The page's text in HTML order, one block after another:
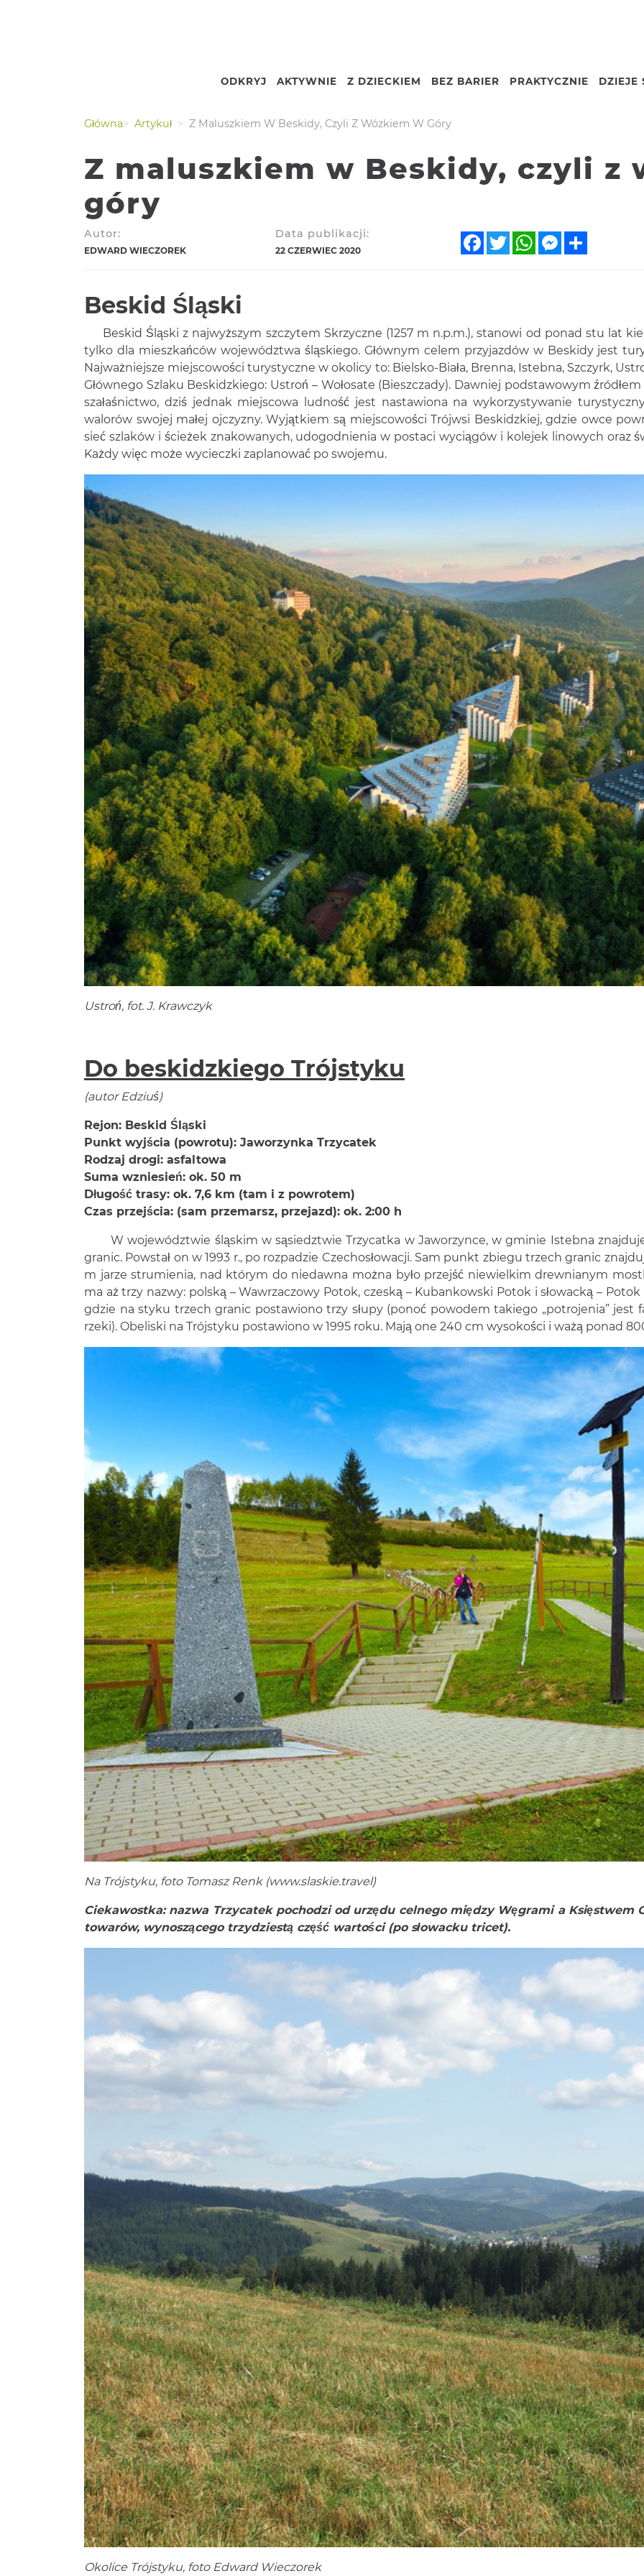
ODKRYJ AKTYWNIE Z DZIECKIEM BEZ BARIER PRAKTYCZNIE DZIEJE
Nr. Podgląd
Główna Artykuł Z Maluszkiem W Beskidy, Czyli Z Wózkiem W Góry
Z maluszkiem w Beskidy, czyli z
góry
Autor:
EDWARD WIECZOREK
Data publikacji:
22 CZERWIEC 2020
FacebookTwitterWhatsAppMessenger
Beskid Śląski
Beskid Śląski z najwyższym szczytem Skrzyczne (1257 m n.p.m.), stanowi od ponad stu lat
tylko dla mieszkańców województwa śląskiego. Głównym celem przyjazdów w Beskidy jest
Najważniejsze miejscowości turystyczne w okolicy to: Bielsko-Biała, Brenna, Istebna, Szczyrk,
Głównego Szlaku Beskidzkiego: Ustroń – Wołosate (Bieszczady). Dawniej podstawowym
szałaśnictwo, dziś jednak miejscowa ludność jest nastawiona na wykorzystywanie
walorów swojej małej ojczyzny. Wyjątkiem są miejscowości Trójwsi Beskidzkiej, gdzie owce
sieć szlaków i ścieżek znakowanych, udogodnienia w postaci wyciągów i kolejek linowych oraz
Każdy więc może wycieczki zaplanować po swojemu.
Ustroń, fot. J. Krawczyk
Do beskidzkiego Trójstyku
(autor Edziuś)
Rejon: Beskid Śląski
Punkt wyjścia (powrotu): Jaworzynka Trzycatek
Rodzaj drogi: asfaltowa
Suma wzniesień: ok. 50 m
Długość trasy: ok. 7,6 km (tam i z powrotem)
Czas przejścia: (sam przemarsz, przejazd): ok. 2:00 h
W województwie śląskim w sąsiedztwie Trzycatka w Jaworzynce, w gminie Istebna
granic. Powstał on w 1993 r., po rozpadzie Czechosłowacji. Sam punkt zbiegu trzech granic
m jarze strumienia, nad którym do niedawna można było przejść niewielkim drewnianym
ma aż trzy nazwy: polską – Wawrzaczowy Potok, czeską – Kubankowski Potok i słowacką –
gdzie na styku trzech granic postawiono trzy słupy (ponoć powodem takiego „potrojenia” jest
rzeki). Obeliski na Trójstyku postawiono w 1995 roku. Mają one 240 cm wysokości i ważą ponad
Na Trójstyku, foto Tomasz Renk (www.slaskie.travel)
Ciekawostka: nazwa Trzycatek pochodzi od urzędu celnego między Węgrami a Księstwem
towarów, wynoszącego trzydziestą część wartości (po słowacku tricet).
Okolice Trójstyku, foto Edward Wieczorek